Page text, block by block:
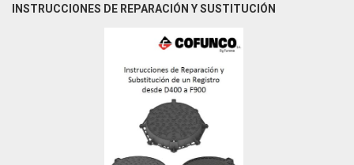
INSTRUCCIONES DE REPARACIÓN Y SUSTITUCIÓN